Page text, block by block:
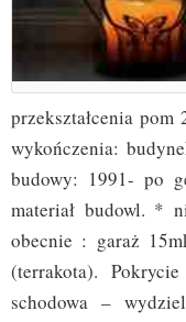
przekształcenia
wykończenia:
budowy: 1991- po
materiał budowl. *
obecnie : garaż
(terrakota).
schodowa –